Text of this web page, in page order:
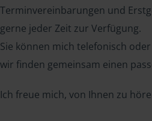
Terminvereinbarungen und
gerne jeder Zeit zur Verfügung.
Sie können mich telefonisch
wir finden gemeinsam einen
Ich freue mich, von Ihnen zu